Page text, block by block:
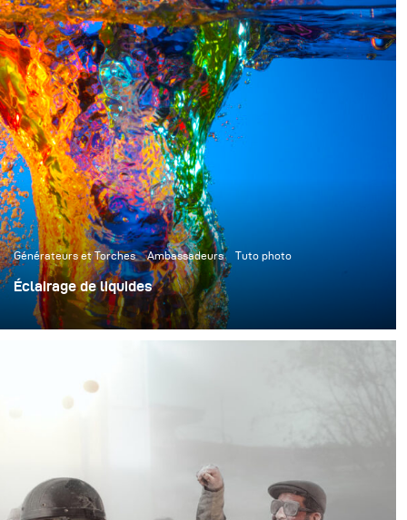
Générateurs et Torches Ambassadeurs Tuto photo
Éclairage de liquides
David Lund, photographe spécialisé d'Angleterre et
enseignant passionné, a démontré lors du "The
de figer des mouvements dans des liquides avec
l'équipement broncolor. Après la présentation, il nous a
impressionnants.